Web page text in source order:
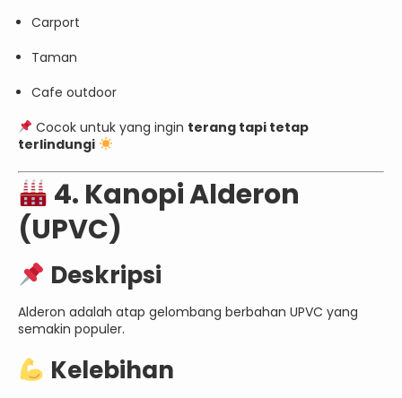
Carport
Taman
Cafe outdoor
Cocok untuk yang ingin terang tapi tetap
terlindungi
4. Kanopi Alderon
(UPVC)
Deskripsi
Alderon adalah atap gelombang berbahan UPVC yang
semakin populer.
Kelebihan